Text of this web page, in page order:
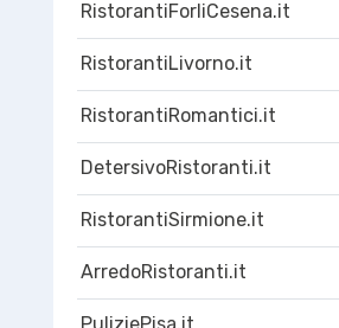
RistorantiForliCesena.it
RistorantiLivorno.it
RistorantiRomantici.it
DetersivoRistoranti.it
RistorantiSirmione.it
ArredoRistoranti.it